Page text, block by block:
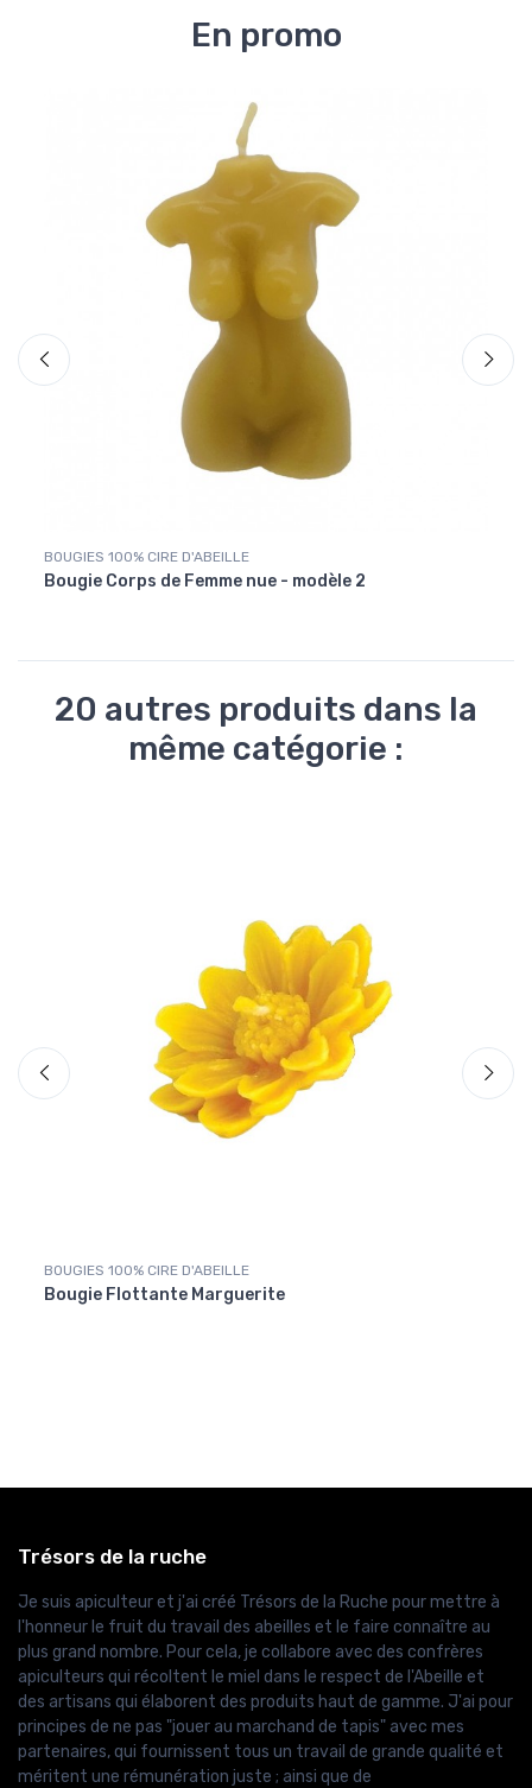
En promo
BOUGIES 100% CIRE D'ABEILLE
Bougie Corps de Femme nue - modèle 2
20 autres produits dans la
même catégorie :
BOUGIES 100% CIRE D'ABEILLE
Bougie Flottante Marguerite
Trésors de la ruche
Je suis apiculteur et j'ai créé Trésors de la Ruche pour mettre à
l'honneur le fruit du travail des abeilles et le faire connaître au
plus grand nombre. Pour cela, je collabore avec des confrères
apiculteurs qui récoltent le miel dans le respect de l'Abeille et
des artisans qui élaborent des produits haut de gamme. J'ai pour
principes de ne pas "jouer au marchand de tapis" avec mes
partenaires, qui fournissent tous un travail de grande qualité et
méritent une rémunération juste ; ainsi que de